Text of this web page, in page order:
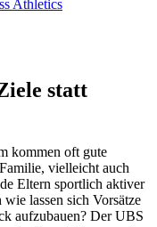
statt
kommen oft gute
vielleicht auch
Eltern sportlich aktiver
lassen sich Vorsätze
aufzubauen? Der UBS